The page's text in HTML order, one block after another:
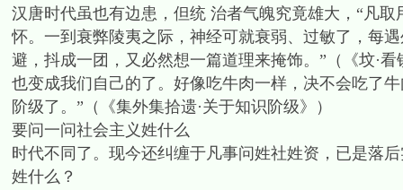
汉唐时代虽也有边患，但统 治者气魄究竟雄大，“凡
怀。一到衰弊陵夷之际，神经可就衰弱、过敏了，每
避，抖成一团，又必然想一篇道理来掩饰。”（《坟·
也变成我们自己的了。好像吃牛肉一样，决不会吃了
阶级了。”（《集外集拾遗·关于知识阶级》）
要问一问社会主义姓什么
时代不同了。现今还纠缠于凡事问姓社姓资，已是落
姓什么？